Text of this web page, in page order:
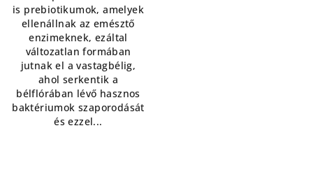
is prebiotikumok, amelyek
ellenállnak az emésztő
enzimeknek, ezáltal
változatlan formában
jutnak el a vastagbélig,
ahol serkentik a
bélflórában lévő hasznos
baktériumok szaporodását
és ezzel...